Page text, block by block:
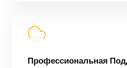
Профессиональная